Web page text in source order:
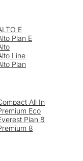
E
Plan E
Line
Plan
All In
Eco
Plan 8
8